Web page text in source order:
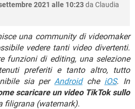
WHATSAPP
FACEBOOK
GAMING
WINDOWS 10
WHATSAPP
FACEBOOK
ANDROID
WINDOWS 10
WHATSAPP
FACEBOOK
2021 alle 10:23da Claudia
una community di videomaker
vedere tanti video divertenti.
funzioni di editing, una selezione
preferiti e tanto altro, tutto
sia perAndroidche iOS. In
scaricare un video TikTok sullo
filigrana (watemark).